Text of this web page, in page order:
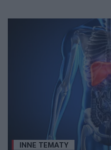
INNE TEMATY